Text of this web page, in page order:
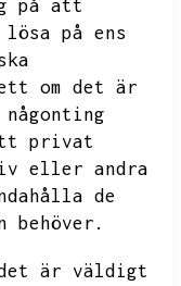
på att
på ens
om det är
privat
eller andra
de
behöver.
är väldigt